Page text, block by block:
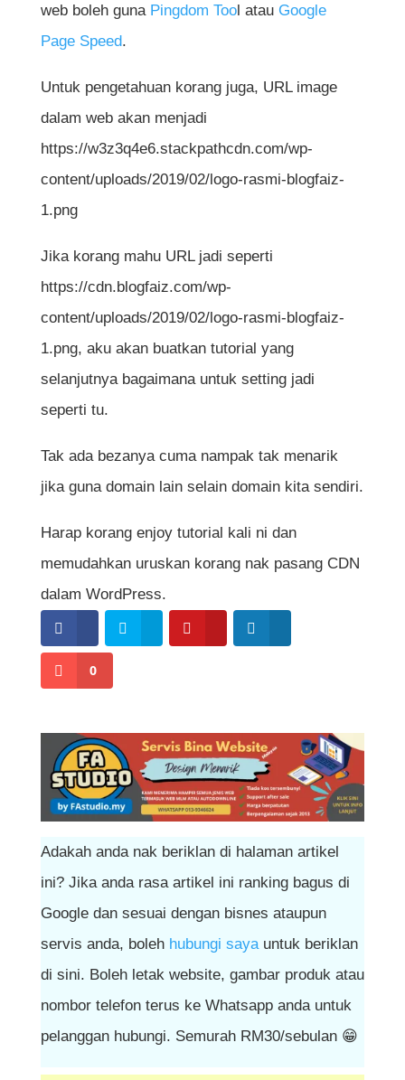
web boleh guna Pingdom Tool atau Google
Page Speed.
Untuk pengetahuan korang juga, URL image
dalam web akan menjadi
https://w3z3q4e6.stackpathcdn.com/wp-
content/uploads/2019/02/logo-rasmi-blogfaiz-
1.png
Jika korang mahu URL jadi seperti
https://cdn.blogfaiz.com/wp-
content/uploads/2019/02/logo-rasmi-blogfaiz-
1.png, aku akan buatkan tutorial yang
selanjutnya bagaimana untuk setting jadi
seperti tu.
Tak ada bezanya cuma nampak tak menarik
jika guna domain lain selain domain kita sendiri.
Harap korang enjoy tutorial kali ni dan
memudahkan uruskan korang nak pasang CDN
dalam WordPress.
0
Adakah anda nak beriklan di halaman artikel
ini? Jika anda rasa artikel ini ranking bagus di
Google dan sesuai dengan bisnes ataupun
servis anda, boleh hubungi sayauntuk beriklan
di sini. Boleh letak website, gambar produk atau
nombor telefon terus ke Whatsapp anda untuk
pelanggan hubungi. Semurah RM30/sebulan 😁